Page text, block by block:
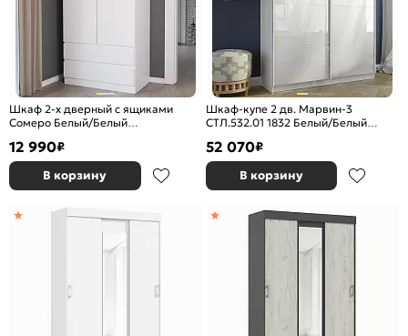
Шкаф 2-х дверный с ящиками
Сомеро Белый/Белый
12 990₽
В корзину
Шкаф-купе 2 дв. Марвин-3
СТЛ.532.01 1832 Белый/Белый
52 070₽
В корзину